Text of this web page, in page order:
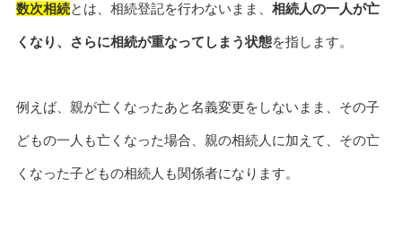
数次相続とは、相続登記を行わないまま、 相続人の一人が亡
くなり、さらに相続が重なってしまう状態を指します。
例えば、親が亡くなったあと名義変更をしないまま、その子
どもの一人も亡くなった場合、親の相続人に加えて、その亡
くなった子どもの相続人も関係者になります。